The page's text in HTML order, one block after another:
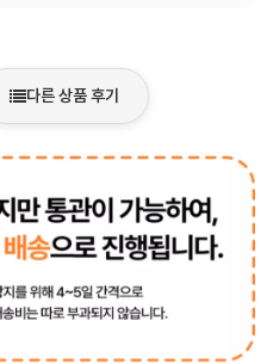
다른 상품 후기